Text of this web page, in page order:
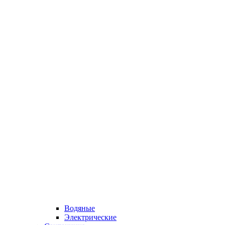
Водяные
Электрические